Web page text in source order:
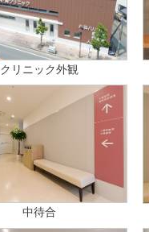
クリニック外観
中待合